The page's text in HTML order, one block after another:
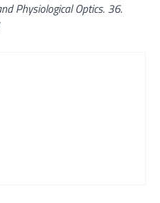
Physiological Optics. 36.